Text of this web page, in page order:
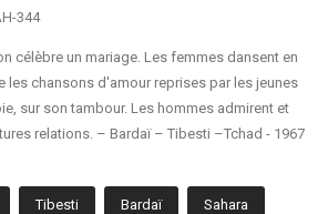
344
célèbre un mariage. Les femmes dansent en
les chansons d'amour reprises par les jeunes
sur son tambour. Les hommes admirent et
relations. – Bardaï – Tibesti –Tchad - 1967
Tibesti Bardaï Sahara